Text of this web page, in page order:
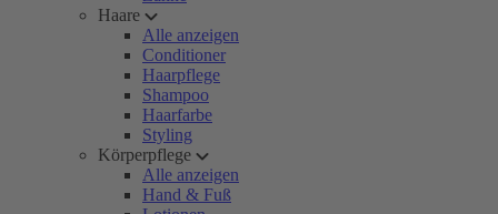
Haare
Alle anzeigen
Conditioner
Haarpflege
Shampoo
Haarfarbe
Styling
Körperpflege
Alle anzeigen
Hand & Fuß